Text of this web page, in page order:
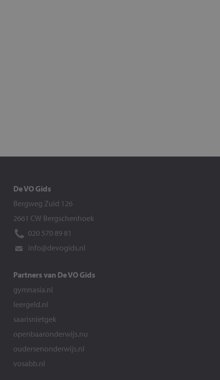
De VO Gids
Bergweg Zuid 126
2661 CW Bergschenhoek
020 570 89 81
info@devogids.nl
Partners van De VO Gids
gymnasia.nl
leergeld.nl
saarisnietgek
openbaaronderwijs.nu
oudersenonderwijs.nl
vosabb.nl